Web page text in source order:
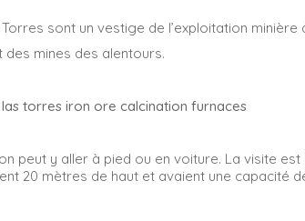
sont un vestige de l’exploitation minière
mines des alentours.
peut y aller à pied ou en voiture. La visite
20 mètres de haut et avaient une capacité